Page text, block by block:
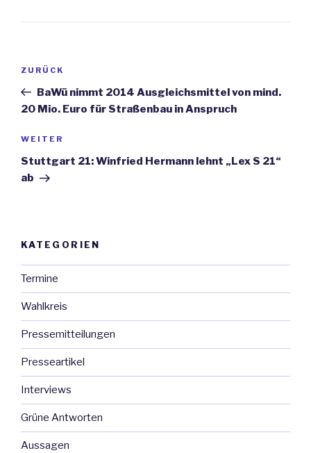
Beitrags-
Vorheriger
Beitrag
ZURÜCK
BaWü nimmt 2014 Ausgleichsmittel von mind.
20 Mio. Euro für Straßenbau in Anspruch
Nächster
Beitrag
WEITER
Stuttgart 21: Winfried Hermann lehnt „Lex S 21“
ab
KATEGORIEN
Termine
Wahlkreis
Pressemitteilungen
Presseartikel
Interviews
Grüne Antworten
Aussagen